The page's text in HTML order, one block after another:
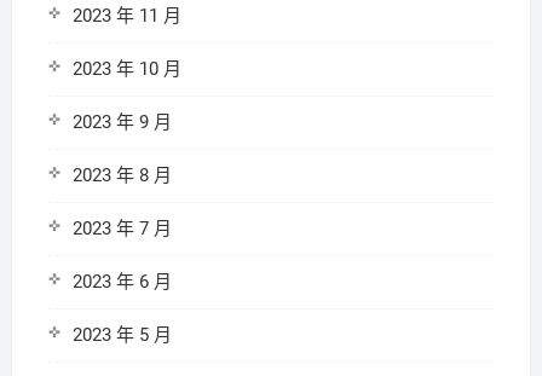
2023 年 11 月
2023 年 10 月
2023 年 9 月
2023 年 8 月
2023 年 7 月
2023 年 6 月
2023 年 5 月